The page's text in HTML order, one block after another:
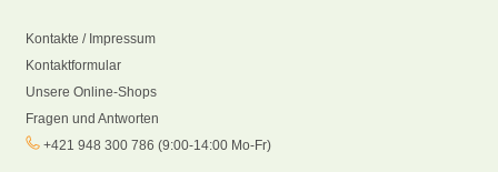
Kontakte / Impressum
Kontaktformular
Unsere Online-Shops
Fragen und Antworten
+421 948 300 786 (9:00-14:00 Mo-Fr)